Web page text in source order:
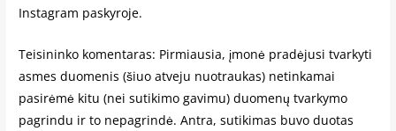
Instagram paskyroje.
Teisininko komentaras: Pirmiausia, įmonė pradėjusi tvarkyti
asmes duomenis (šiuo atveju nuotraukas) netinkamai
pasirėmė kitu (nei sutikimo gavimu) duomenų tvarkymo
pagrindu ir to nepagrindė. Antra, sutikimas buvo duotas